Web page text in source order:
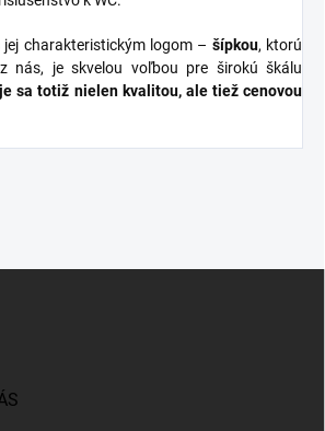
charakteristickým logom – šípkou, ktorú
nás, je skvelou voľbou pre širokú škálu
sa totiž nielen kvalitou, ale tiež cenovou